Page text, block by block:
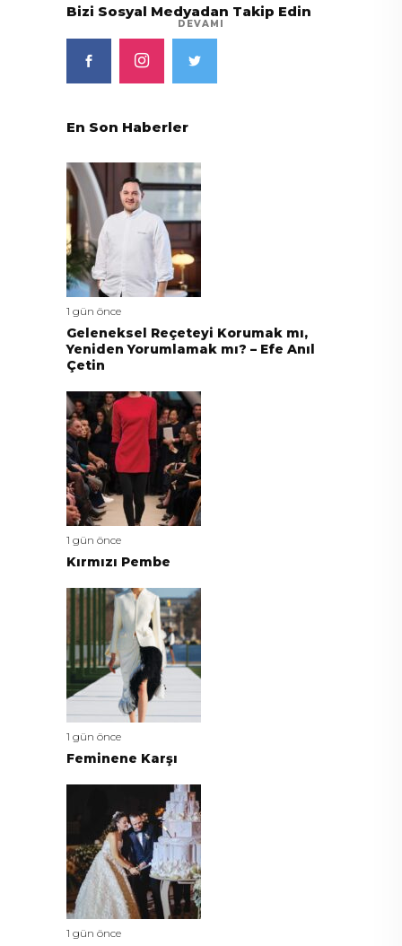
DEVAMI
Bizi Sosyal Medyadan Takip Edin
En Son Haberler
1 gün önce
Geleneksel Reçeteyi Korumak mı,
Yeniden Yorumlamak mı? – Efe Anıl
Çetin
1 gün önce
Kırmızı Pembe
1 gün önce
Feminene Karşı
1 gün önce